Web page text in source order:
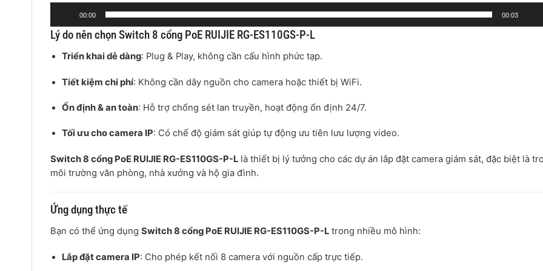
00:00 00:03
Lý do nên chọn Switch 8 cổng PoE RUIJIE RG-ES110GS-P-L
Triển khai dễ dàng: Plug & Play, không cần cấu hình phức tạp.
Tiết kiệm chi phí: Không cần dây nguồn cho camera hoặc thiết bị WiFi.
Ổn định & an toàn: Hỗ trợ chống sét lan truyền, hoạt động ổn định 24/7.
Tối ưu cho camera IP: Có chế độ giám sát giúp tự động ưu tiên lưu lượng video.
Switch 8 cổng PoE RUIJIE RG-ES110GS-P-L là thiết bị lý tưởng cho các dự án lắp đặt camera giám sát, đặc biệt là
môi trường văn phòng, nhà xưởng và hộ gia đình.
Ứng dụng thực tế
Bạn có thể ứng dụng Switch 8 cổng PoE RUIJIE RG-ES110GS-P-L trong nhiều mô hình:
Lắp đặt camera IP: Cho phép kết nối 8 camera với nguồn cấp trực tiếp.